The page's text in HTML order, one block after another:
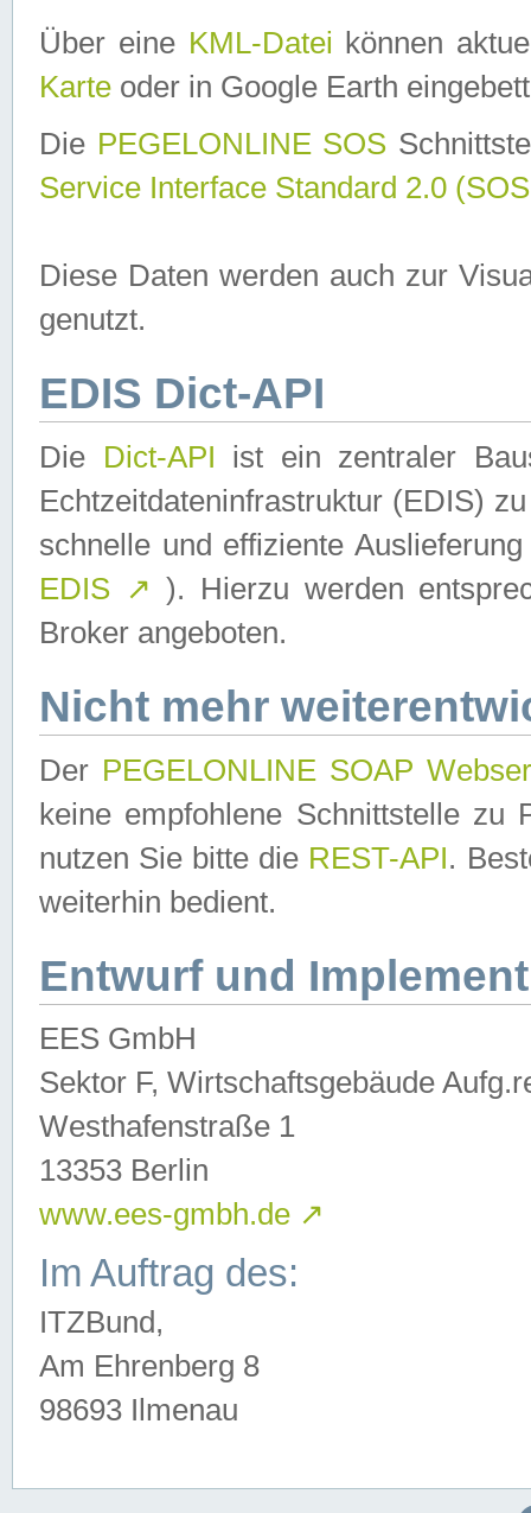
Über eine KML-Datei können
Karte oder in Google Earth
Die PEGELONLINE SOS
Service Interface Standard 2.0
Diese Daten werden auch zur
genutzt.
EDIS Dict-API
Die Dict-API ist ein zentraler
Echtzeitdateninfrastruktur (EDIS)
schnelle und effiziente
EDIS ↗ ). Hierzu werden
Broker angeboten.
Nicht mehr
Der PEGELONLINE SOAP
keine empfohlene Schnittstelle zu
nutzen Sie bitte die REST-API.
weiterhin bedient.
Entwurf und
EES GmbH
Sektor F, Wirtschaftsgebäude
Westhafenstraße 1
13353 Berlin
www.ees-gmbh.de ↗
Im Auftrag des:
ITZBund,
Am Ehrenberg 8
98693 Ilmenau